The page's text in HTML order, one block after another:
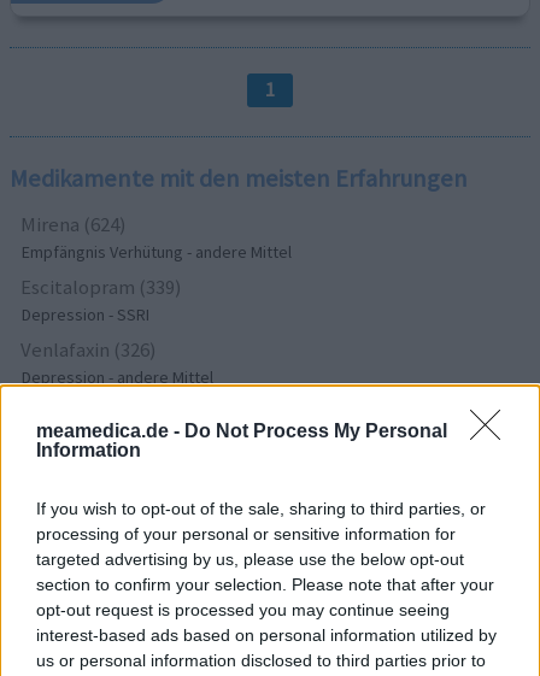
meamedica.de - Do Not Process My Personal
Information
If you wish to opt-out of the sale, sharing to third parties, or
processing of your personal or sensitive information for
targeted advertising by us, please use the below opt-out
section to confirm your selection. Please note that after your
opt-out request is processed you may continue seeing
interest-based ads based on personal information utilized by
us or personal information disclosed to third parties prior to
1
Medikamente mit den meisten Erfahrungen
Mirena (624)
Empfängnis Verhütung - andere Mittel
Escitalopram (339)
Depression - SSRI
Venlafaxin (326)
Depression - andere Mittel
Cholesterin
Depression - SSRI
Champix (297)
Sucht
Citalopram (274)
Depression - SSRI
Lyrica (237)